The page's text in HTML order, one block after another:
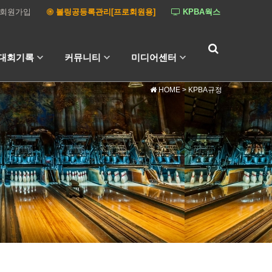
KPBA웍스
볼링공등록관리[프로회원용]
원가입
회기록 커뮤니티 미디어센터
HOME> KPBA규정